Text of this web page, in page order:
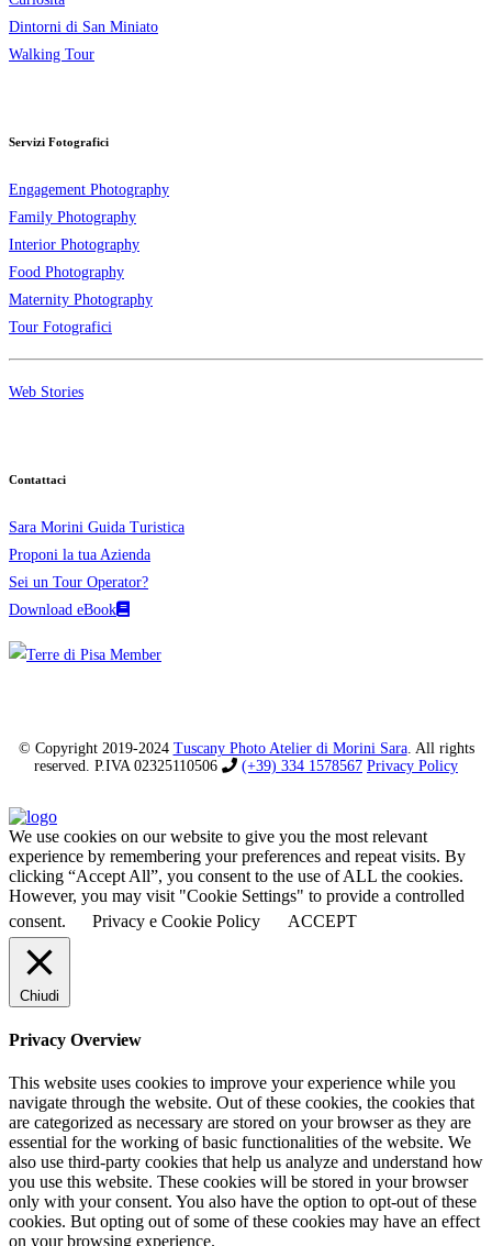
Dintorni di San Miniato
Walking Tour
Servizi Fotografici
Engagement Photography
Family Photography
Interior Photography
Food Photography
Maternity Photography
Tour Fotografici
Web Stories
Contattaci
Sara Morini Guida Turistica
Proponi la tua Azienda
Sei un Tour Operator?
Download eBook
© Copyright 2019-2024 Tuscany Photo Atelier di Morini Sara. All rights
reserved. P.IVA 02325110506
(+39) 334 1578567 Privacy Policy
We use cookies on our website to give you the most relevant
experience by remembering your preferences and repeat visits. By
clicking “Accept All”, you consent to the use of ALL the cookies.
However, you may visit "Cookie Settings" to provide a controlled
consent.
Privacy e Cookie Policy ACCEPT
Chiudi
Privacy Overview
This website uses cookies to improve your experience while you
navigate through the website. Out of these cookies, the cookies that
are categorized as necessary are stored on your browser as they are
essential for the working of basic functionalities of the website. We
also use third-party cookies that help us analyze and understand how
you use this website. These cookies will be stored in your browser
only with your consent. You also have the option to opt-out of these
cookies. But opting out of some of these cookies may have an effect
on your browsing experience.